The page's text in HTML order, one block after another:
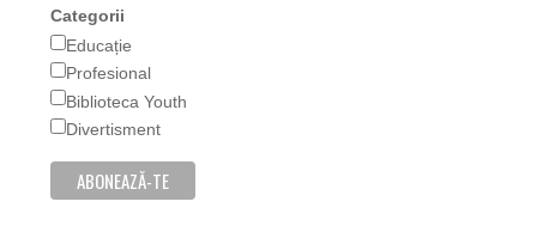
Categorii
Educație
Profesional
Biblioteca Youth
Divertisment